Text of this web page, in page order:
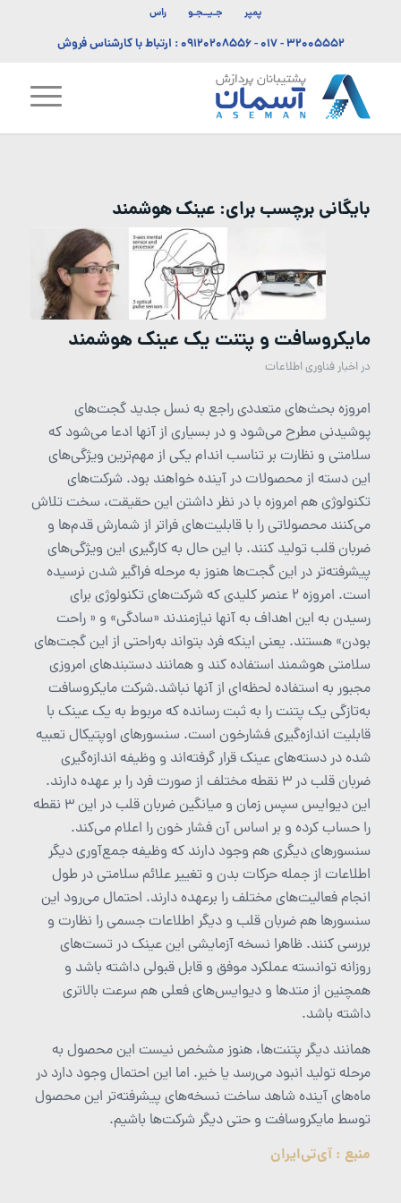
پمپر جـیــجـو راس
۳۲۰۰۵۵۵۲ - ۰۱۷ -۰۹۱۲۰۲۰۸۵۵۶: ارتباط با کارشناس فروش
بایگانی برچسب برای:عینک هوشمند
مایکروسافت و پتنت یک عینک هوشمند
در اخبار فناوری اطلاعات
امروزه بحث‌های متعددی راجع به نسل جدید گجت‌های
پوشیدنی مطرح می‌شود و در بسیاری از آنها ادعا می‌شود که
سلامتی و نظارت بر تناسب اندام یکی از مهم‌ترین ویژگی‌های
این دسته از محصولات در آینده خواهند بود. شرکت‌های
تکنولوژی هم امروزه با در نظر داشتن این حقیقت، سخت تلاش
می‌کنند محصولاتی را با قابلیت‌های فراتر از شمارش قدم‌ها و
ضربان قلب تولید کنند. با این حال به کارگیری این ویژگی‌های
پیشرفته‌تر در این گجت‌ها هنوز به مرحله فراگیر شدن نرسیده
است. امروزه 2 عنصر کلیدی که شرکت‌های تکنولوژی برای
رسیدن به این اهداف به آنها نیازمندند «سادگی» و « راحت
بودن» هستند. یعنی اینکه فرد بتواند به‌راحتی از این گجت‌های
سلامتی هوشمند استفاده کند و همانند دستبندهای امروزی
مجبور به استفاده لحظه‌ای از آنها نباشد.شرکت مایکروسافت
به‌تازگی یک پتنت را به ثبت رسانده که مربوط به یک عینک با
قابلیت اندازه‌گیری فشارخون است. سنسورهای اوپتیکال تعبیه
شده در دسته‌های عینک قرار گرفته‌اند و وظیفه اندازه‌گیری
ضربان قلب در 3 نقطه مختلف از صورت فرد را بر عهده دارند.
این دیوایس سپس زمان و میانگین ضربان قلب در این 3 نقطه
را حساب کرده و بر اساس آن فشار خون را اعلام می‌کند.
سنسورهای دیگری هم وجود دارند که وظیفه جمع‌آوری دیگر
اطلاعات از جمله حرکات بدن و تغییر علائم سلامتی در طول
انجام فعالیت‌های مختلف را برعهده دارند. احتمال می‌رود این
سنسورها هم ضربان قلب و دیگر اطلاعات جسمی را نظارت و
بررسی کنند. ظاهرا نسخه آزمایشی این عینک در تست‌های
روزانه توانسته عملکرد موفق و قابل قبولی داشته باشد و
همچنین از متدها و دیوایس‌های فعلی هم سرعت بالاتری
داشته باشد.
همانند دیگر پتنت‌ها، هنوز مشخص نیست این محصول به
مرحله تولید انبود می‌رسد یا خیر. اما این احتمال وجود دارد در
ماه‌های آینده شاهد ساخت نسخه‌های پیشرفته‌تر این محصول
توسط مایکروسافت و حتی دیگر شرکت‌ها باشیم.
منبع : آی‌تی‌ایران